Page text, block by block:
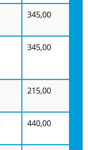
345,00
345,00
215,00
440,00